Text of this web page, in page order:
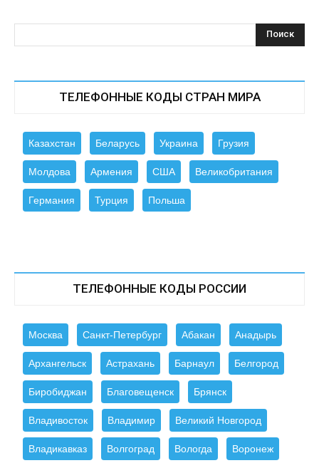
ТЕЛЕФОННЫЕ КОДЫ СТРАН МИРА
Казахстан Беларусь Украина Грузия
Молдова Армения США Великобритания
Германия Турция Польша
ТЕЛЕФОННЫЕ КОДЫ РОССИИ
Москва Санкт-Петербург Абакан Анадырь
Архангельск Астрахань Барнаул Белгород
Биробиджан Благовещенск Брянск
Владивосток Владимир Великий Новгород
Владикавказ Волгоград Вологда Воронеж